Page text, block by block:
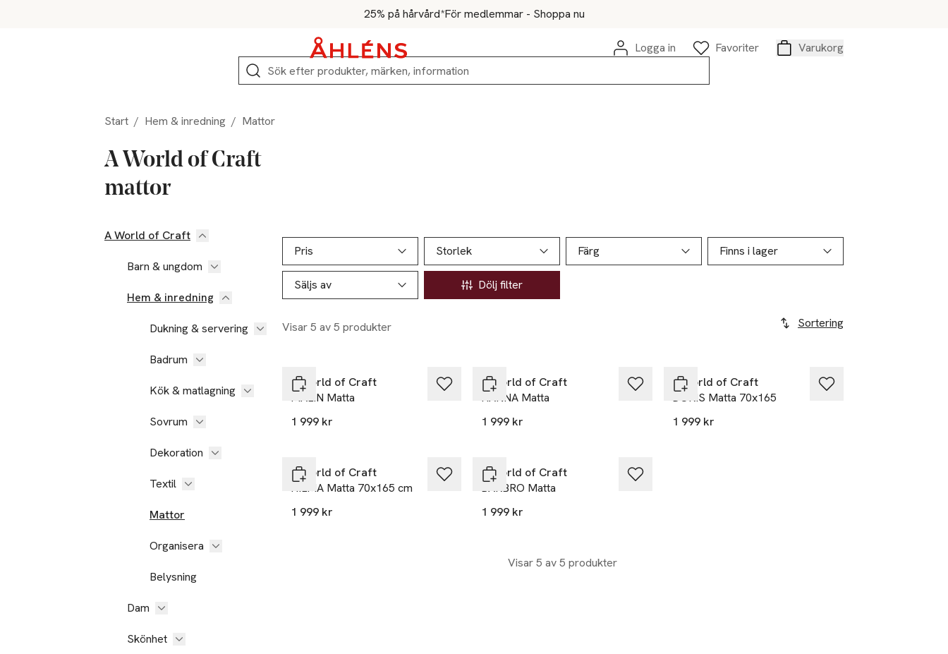
25% på hårvård*För medlemmar - Shoppa nu
Logga in
Favoriter
Varukorg
Sök
Start / Hem & inredning / Mattor
A World of Craft
mattor
Hoppa till produktsidan
A World of Craft
Barn & ungdom
Hem & inredning
Dukning & servering
Badrum
Kök & matlagning
Sovrum
Dekoration
Textil
Mattor
Organisera
Belysning
Dam
Skönhet
Hoppa till produktsidan
Pris
Storlek Färg Finns i lager
Säljs av Dölj filter
Visar 5 av 5 produkter Sortering
Lista över produkter
A World of Craft
MALIN Matta
1 999 kr
A World of Craft
HANNA Matta
1 999 kr
A World of Craft
DORIS Matta 70x165
1 999 kr
A World of Craft
HILMA Matta 70x165 cm
1 999 kr
A World of Craft
BARBRO Matta
1 999 kr
Visar 5 av 5 produkter